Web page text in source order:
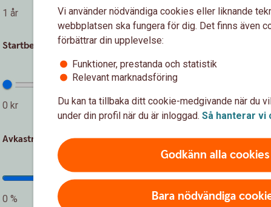
1 år
Startbelopp
0 kr
Avkastning per år
0 %
Vi använder nödvändiga cookies eller liknande
webbplatsen ska fungera för dig. Det finns även
förbättrar din upplevelse:
Funktioner, prestanda och statistik
Relevant marknadsföring
Du kan ta tillbaka ditt cookie-medgivande när du
under din profil när du är inloggad. Så hanterar vi
Godkänn alla cookies
Bara nödvändiga